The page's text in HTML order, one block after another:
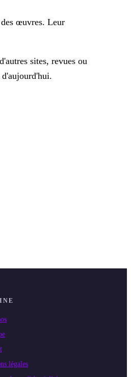
œuvres. Leur
sites, revues ou
légales